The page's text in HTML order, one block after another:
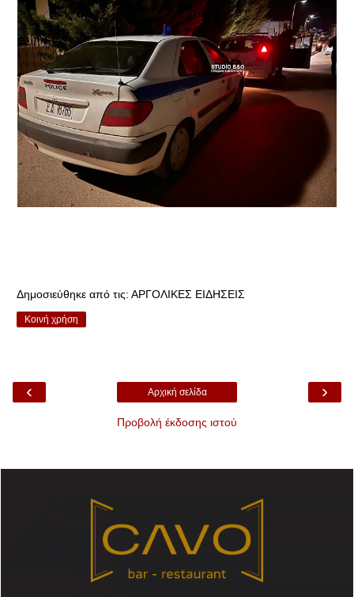
Δημοσιεύθηκε από τις: ΑΡΓΟΛΙΚΕΣ ΕΙΔΗΣΕΙΣ
Κοινή χρήση
‹ ›
Αρχική σελίδα
Προβολή έκδοσης ιστού